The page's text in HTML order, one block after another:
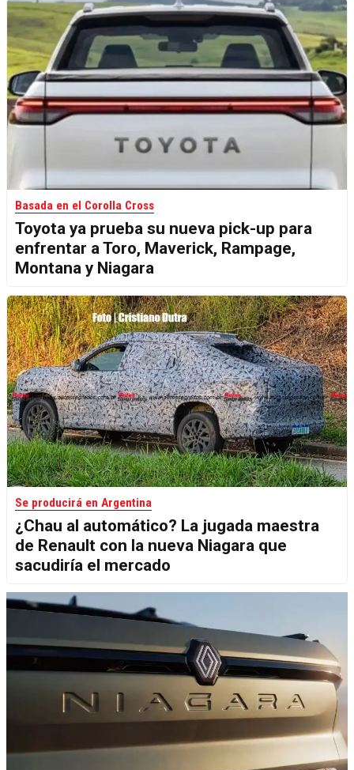
Basada en el Corolla Cross
Toyota ya prueba su nueva pick-up para
enfrentar a Toro, Maverick, Rampage,
Montana y Niagara
Se producirá en Argentina
¿Chau al automático? La jugada maestra
de Renault con la nueva Niagara que
sacudiría el mercado